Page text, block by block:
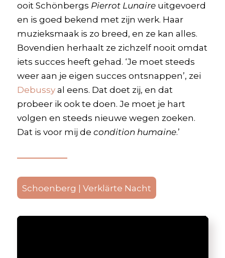
ooit Schönbergs Pierrot Lunaireuitgevoerd
en is goed bekend met zijn werk. Haar
muzieksmaak is zo breed, en ze kan alles.
Bovendien herhaalt ze zichzelf nooit omdat
iets succes heeft gehad. ‘Je moet steeds
weer aan je eigen succes ontsnappen’, zei
Debussyal eens. Dat doet zij, en dat
probeer ik ook te doen. Je moet je hart
volgen en steeds nieuwe wegen zoeken.
Dat is voor mij de condition humaine.’
Schoenberg | Verklärte Nacht